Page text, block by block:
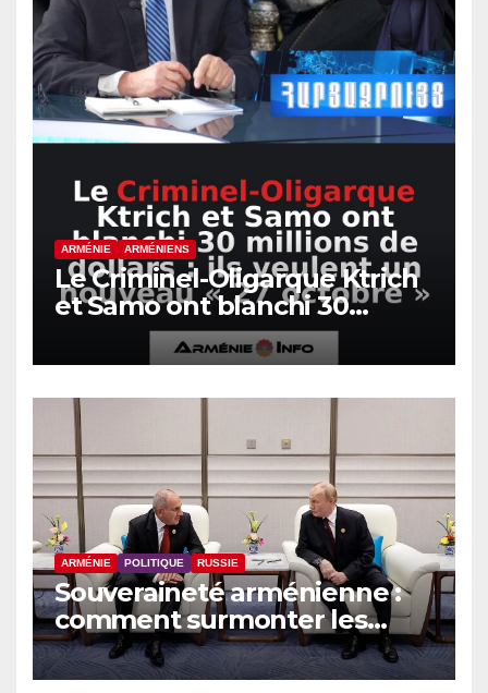
ARMÉNIE ARMÉNIENS
Le Criminel-Oligarque Ktrich
et Samo ont blanchi 30
millions de dollars : ils
veulent un nouveau « 27
ARMÉNIE POLITIQUE RUSSIE
Souveraineté arménienne :
comment surmonter les
sanctions russes, selon
Hovsep Khurshudyan